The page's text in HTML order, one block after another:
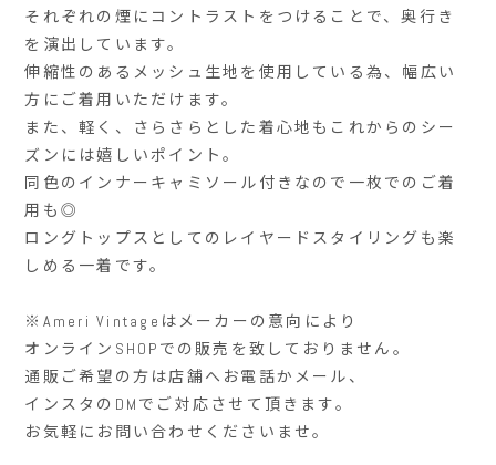
それぞれの煙にコントラストをつけることで、奥行き
を演出しています。
伸縮性のあるメッシュ生地を使用している為、幅広い
方にご着用いただけます。
また、軽く、さらさらとした着心地もこれからのシー
ズンには嬉しいポイント。
同色のインナーキャミソール付きなので一枚でのご着
用も◎
ロングトップスとしてのレイヤードスタイリングも楽
しめる一着です。
※Ameri Vintage はメーカーの意向により
オンライン SHOP での販売を致しておりません。
通販ご希望の方は店舗へお電話かメール、
インスタの DM でご対応させて頂きます。
お気軽にお問い合わせくださいませ。